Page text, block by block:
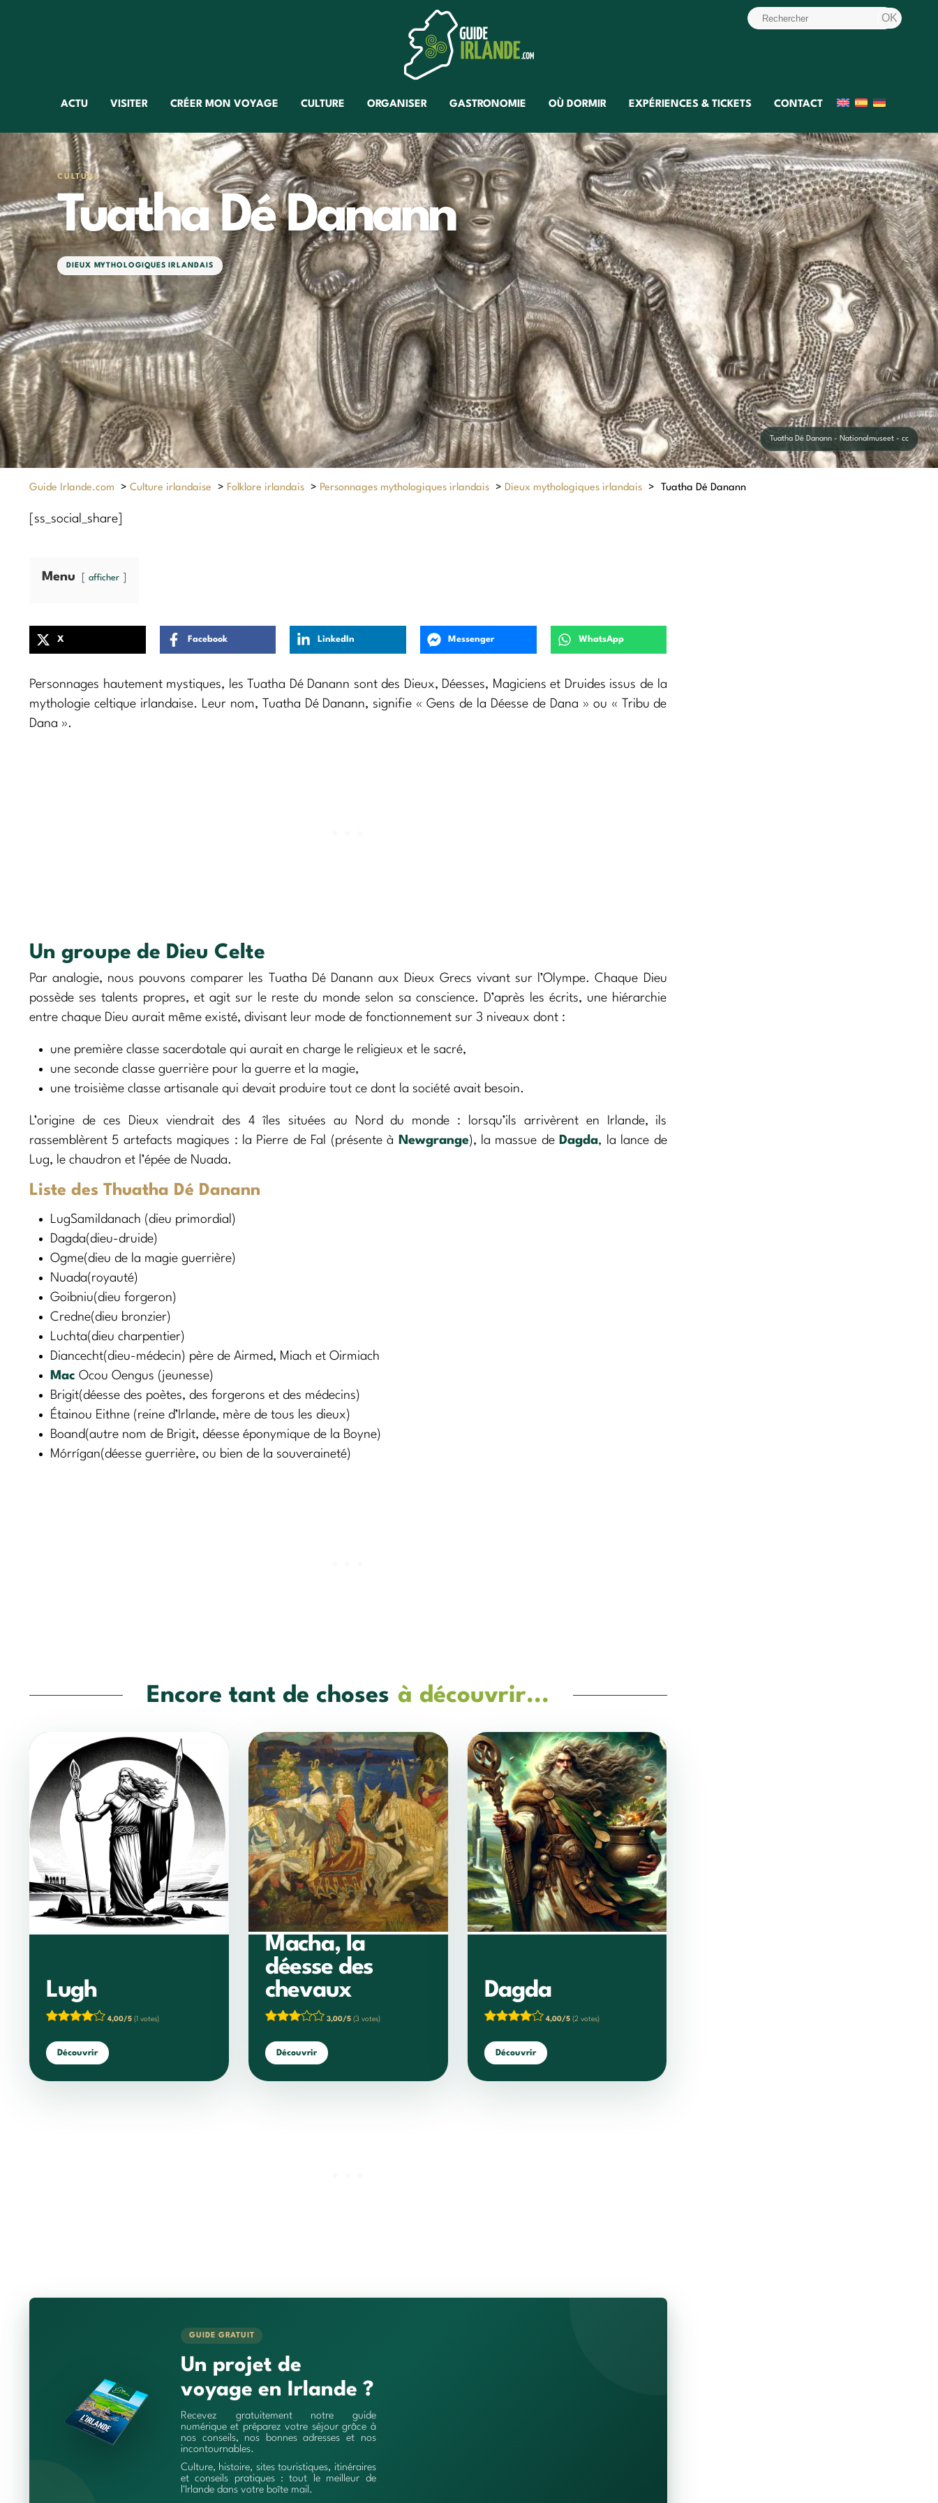
ACTU VISITER CRÉER MON VOYAGE CULTURE ORGANISER GASTRONOMIE OÙ DORMIR EXPÉRIENCES & TICKETS CONTACT
CULTURE
Tuatha Dé Danann
DIEUX MYTHOLOGIQUES IRLANDAIS
Tuatha Dé Danann - Nationalmuseet - cc
Guide Irlande.com > Culture irlandaise > Folklore irlandais > Personnages mythologiques irlandais > Dieux mythologiques irlandais > Tuatha Dé Danann
[ss_social_share]
Menu afficher
X Facebook LinkedIn Messenger WhatsApp
Personnages hautement mystiques, les Tuatha Dé Danann sont des Dieux, Déesses, Magiciens et Druides issus de la
mythologie celtique irlandaise. Leur nom, Tuatha Dé Danann, signifie « Gens de la Déesse de Dana » ou « Tribu de
Dana ».
Un groupe de Dieu Celte
Par analogie, nous pouvons comparer les Tuatha Dé Danann aux Dieux Grecs vivant sur l’Olympe. Chaque Dieu
possède ses talents propres, et agit sur le reste du monde selon sa conscience. D’après les écrits, une hiérarchie
entre chaque Dieu aurait même existé, divisant leur mode de fonctionnement sur 3 niveaux dont :
une première classe sacerdotale qui aurait en charge le religieux et le sacré,
une seconde classe guerrière pour la guerre et la magie,
une troisième classe artisanale qui devait produire tout ce dont la société avait besoin.
L’origine de ces Dieux viendrait des 4 îles situées au Nord du monde : lorsqu’ils arrivèrent en Irlande, ils
rassemblèrent 5 artefacts magiques : la Pierre de Fal (présente à
Newgrange), la massue de Dagda, la lance de
Lug, le chaudron et l’épée de Nuada.
Liste des Thuatha Dé Danann
LugSamildanach (dieu primordial)
Dagda(dieu-druide)
Ogme(dieu de la magie guerrière)
Nuada(royauté)
Goibniu(dieu forgeron)
Credne(dieu bronzier)
Luchta(dieu charpentier)
Diancecht(dieu-médecin) père de Airmed, Miach et Oirmiach
Mac Ocou Oengus (jeunesse)
Brigit(déesse des poètes, des forgerons et des médecins)
Étainou Eithne (reine d’Irlande, mère de tous les dieux)
Boand(autre nom de Brigit, déesse éponymique de la Boyne)
Mórrígan(déesse guerrière, ou bien de la souveraineté)
Encore tant de choses à découvrir...
Lugh
4,00/5 (1 votes)
Découvrir
Macha, la
déesse des
chevaux
3,00/5(3 votes)
Découvrir
Dagda
4,00/5(2 votes)
Découvrir
GUIDE GRATUIT
Un projet de
voyage en Irlande ?
Recevez gratuitement notre guide
numérique et préparez votre séjour grâce à
nos conseils, nos bonnes adresses et nos
incontournables.
Culture, histoire, sites touristiques, itinéraires
et conseils pratiques : tout le meilleur de
l'Irlande dans votre boîte mail.